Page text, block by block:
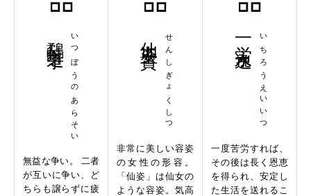
いつぼうのあらそい
無益な争い。 二者
が互いに争い、ど
ちらも譲らずに疲
せんしぎょくしつ
非常に美しい容姿
の女性の形容。
「仙姿」は仙女の
ような容姿。気高
いちろうえいいつ
一労永逸
一度苦労すれば、
その後は長く恩恵
を得られ、安定し
た生活を送れるこ